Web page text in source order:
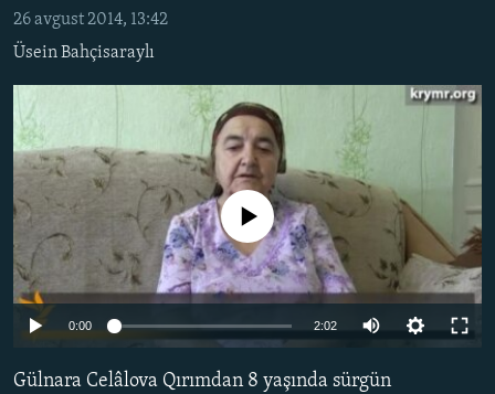
qaytmaq
Qıdıruvğa
CEMİYET
MEDENİYET
İNSAN AQLARI
VİDEO
SÜRET
BLOGLAR
FİKİR
Русский
26 avgust 2014, 13:42
Üsein Bahçisaraylı
No media source currently available
0:00 2:02
Gülnara Celâlova Qırımdan 8 yaşında sürgün